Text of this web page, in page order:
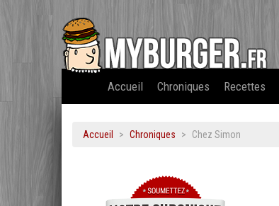
Accueil Chroniques Recettes
Accueil Chroniques Chez Simon